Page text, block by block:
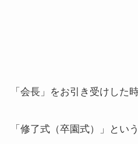
「会長」をお引き受けした
「修了式（卒園式）」とい